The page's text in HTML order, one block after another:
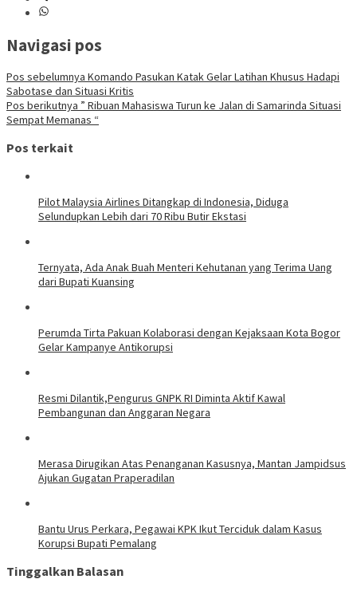
Navigasi pos
Pos sebelumnya Komando Pasukan Katak Gelar Latihan Khusus Hadapi
Sabotase dan Situasi Kritis
Pos berikutnya ” Ribuan Mahasiswa Turun ke Jalan di Samarinda Situasi
Sempat Memanas “
Pos terkait
Pilot Malaysia Airlines Ditangkap di Indonesia, Diduga
Selundupkan Lebih dari 70 Ribu Butir Ekstasi
Ternyata, Ada Anak Buah Menteri Kehutanan yang Terima Uang
dari Bupati Kuansing
Perumda Tirta Pakuan Kolaborasi dengan Kejaksaan Kota Bogor
Gelar Kampanye Antikorupsi
Resmi Dilantik,Pengurus GNPK RI Diminta Aktif Kawal
Pembangunan dan Anggaran Negara
Merasa Dirugikan Atas Penanganan Kasusnya, Mantan Jampidsus
Ajukan Gugatan Praperadilan
Bantu Urus Perkara, Pegawai KPK Ikut Terciduk dalam Kasus
Korupsi Bupati Pemalang
Tinggalkan Balasan